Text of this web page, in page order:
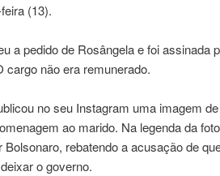
(13).
a pedido de Rosângela e foi assinada
cargo não era remunerado.
no seu Instagram uma imagem
ao marido. Na legenda da
rebatendo a acusação de
o governo.